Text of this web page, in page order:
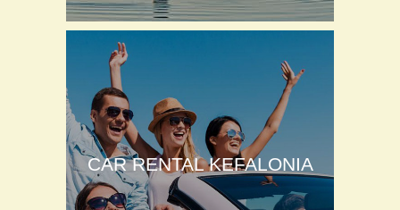
CAR RENTAL KEFALONIA